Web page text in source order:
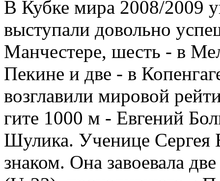
В Кубке мира 2008/2009
выступали довольно
Манчестере, шесть - в
Пекине и две - в
возглавили мировой
гите 1000 м - Евгений
Шулика. Ученице Сергея
знаком. Она завоевала